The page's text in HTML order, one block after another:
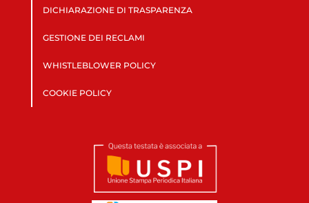
DICHIARAZIONE DI TRASPARENZA
GESTIONE DEI RECLAMI
WHISTLEBLOWER POLICY
COOKIE POLICY